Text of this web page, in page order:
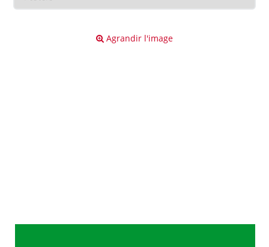
Agrandir l'image